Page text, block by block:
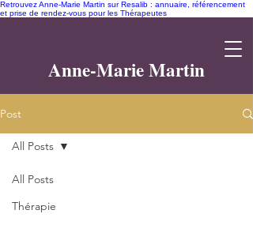
Retrouvez Anne-Marie Martin sur Resalib : annuaire, référencement
et prise de rendez-vous pour les Thérapeutes
Anne-Marie Martin
Post
All Posts
Thérapie
All Posts